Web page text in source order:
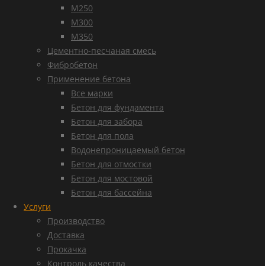
М250
М300
М350
Цементно-песчаная смесь
Фибробетон
Применение бетона
Все марки
Бетон для фундамента
Бетон для забора
Бетон для пола
Водонепроницаемый бетон
Бетон для отмостки
Бетон для мостовой
Бетон для бассейна
Услуги
Производство
Доставка
Прокачка
Контроль качества